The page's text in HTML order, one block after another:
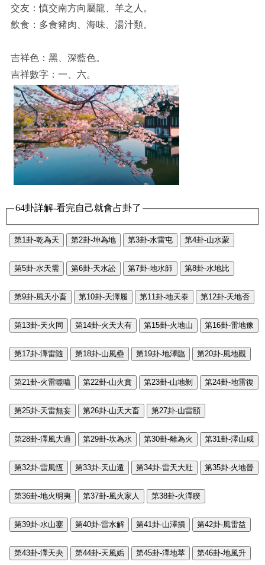
交友：慎交南方向屬龍、羊之人。
飲食：多食豬肉、海味、湯汁類。
吉祥色：黑、深藍色。
吉祥數字：一、六。
64卦詳解-看完自己就會占卦了
第1卦-乾為天 第2卦-坤為地 第3卦-水雷屯 第4卦-山水蒙
第5卦-水天需 第6卦-天水訟 第7卦-地水師 第8卦-水地比
第9卦-風天小畜 第10卦-天澤履 第11卦-地天泰 第12卦-天地否
第13卦-天火同 第14卦-火天大有 第15卦-火地山 第16卦-雷地豫
第17卦-澤雷隨 第18卦-山風蠱 第19卦-地澤臨 第20卦-風地觀
第21卦-火雷噬嗑 第22卦-山火賁 第23卦-山地剝 第24卦-地雷復
第25卦-天雷無妄 第26卦-山天大畜 第27卦-山雷頤
第28卦-澤風大過 第29卦-坎為水 第30卦-離為火 第31卦-澤山咸
第32卦-雷風恆 第33卦-天山遁 第34卦-雷天大壯 第35卦-火地晉
第36卦-地火明夷 第37卦-風火家人 第38卦-火澤睽
第39卦-水山蹇 第40卦-雷水解 第41卦-山澤損 第42卦-風雷益
第43卦-澤天夬 第44卦-天風姤 第45卦-澤地萃 第46卦-地風升